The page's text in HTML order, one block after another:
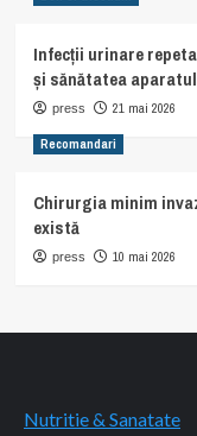
Infecții urinare
și sănătatea
press 21 mai 2026
Recomandari
Chirurgia minim
există
press 10 mai 2026
Nutritie & Sanatate